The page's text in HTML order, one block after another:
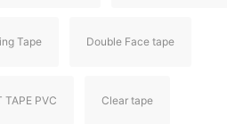
Tape Double Face tape
TAPE PVC Clear tape